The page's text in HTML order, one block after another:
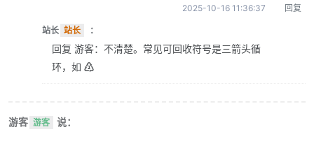
2025-10-16 11:36:37 回复
站长 站长 ：
回复 游客：不清楚。常见可回收符号是三箭头循
环，如 ♴
游客 游客 说：